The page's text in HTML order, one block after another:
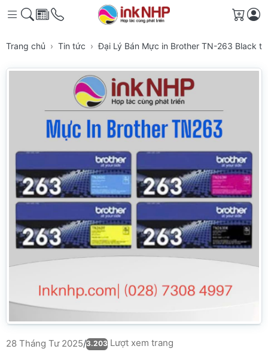
Giỏ
Trang chủ Tin tức Đại Lý Bán Mực in Brother TN-263 Black
28 Tháng Tư 2025/3.203 Lượt xem trang